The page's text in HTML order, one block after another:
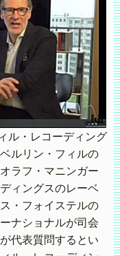
ル・レコーディング
ルリン・フィルの
ラフ・マニンガー
ィングスのレーベ
・フォイステルの
ナショナルが司会
代表質問するとい